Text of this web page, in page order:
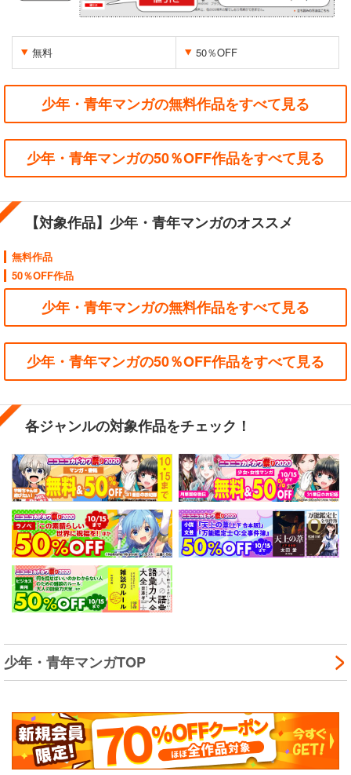
無料 50％OFF
少年・青年マンガの無料作品をすべて見る
少年・青年マンガの50％OFF作品をすべて見る
【対象作品】少年・青年マンガのオススメ
無料作品
50％OFF作品
少年・青年マンガの無料作品をすべて見る
少年・青年マンガの50％OFF作品をすべて見る
各ジャンルの対象作品をチェック！
少年・青年マンガTOP